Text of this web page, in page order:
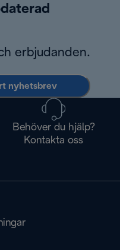
erbjudanden.
nyhetsbrev
Behöver du hjälp?
Kontakta oss